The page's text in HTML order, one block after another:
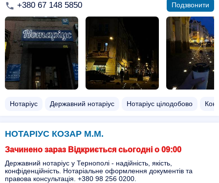
+380 67 148 5850 Подзвонити
Нотаріус Державний нотаріус Нотаріус цілодобово
НОТАРІУС КОЗАР М.М.
Зачинено зараз Відкриється сьогодні о 09:00
Державний нотаріус у Тернополі - надійність, якість,
конфіденційність. Нотаріальне оформлення документів та
правова консультація. +380 98 256 0200.